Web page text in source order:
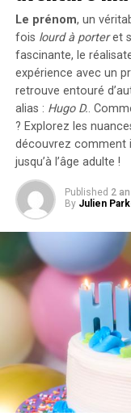
d’installer
leurs employés
l’électricité pour
compte dans le
un abattement de
avec un plafond
l’année prochaine.
Accélération
Cette initiative fait
à promouvoir
français.
rencontrent
objectifs ;
immatriculés par
2023. Ces
inciter davantage
pas.Cependant,
les infrastructures
sur l’autonomie
Le prénom, un
fois lourd à porteret
fascinante, le
expérience avec un
retrouve entouré
alias : Hugo D..
? Explorez les
découvrez comment
jusqu’à l’âge adulte !
Published 2
By Julien